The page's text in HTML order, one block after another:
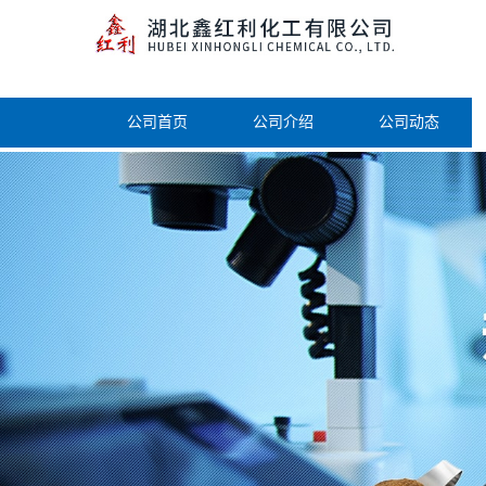
公司首页 公司介绍 公司动态